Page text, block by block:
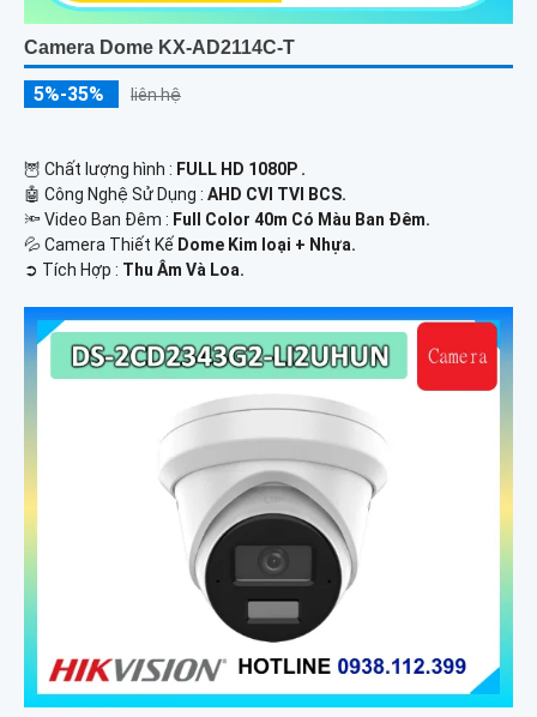
Camera Dome KX-AD2114C-T
5%-35% liên hệ
🦉 Chất lượng hình : FULL HD 1080P .
🤖️ Công Nghệ Sử Dụng : AHD CVI TVI BCS.
🔦 Video Ban Đêm : Full Color 40m Có Màu Ban Ðêm.
💦 Camera Thiết Kế Dome Kim loại + Nhựa.
️➲ Tích Hợp : Thu Âm Và Loa.